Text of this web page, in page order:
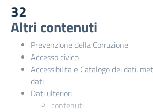
32
Altri contenuti
Prevenzione della Corruzione
Accesso civico
Accessibilita e Catalogo dei dati,
dati
Dati ulteriori
contenuti